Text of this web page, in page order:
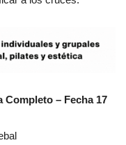
– Fecha 17